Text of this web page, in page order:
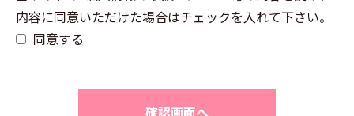
内容に同意いただけた場合はチェックを入れて下さい。
同意する